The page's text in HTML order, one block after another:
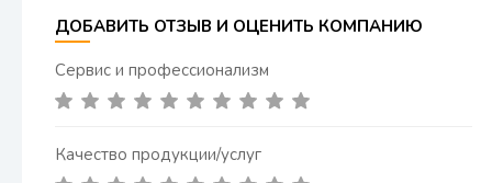
ДОБАВИТЬ ОТЗЫВ И ОЦЕНИТЬ КОМПАНИЮ
Сервис и профессионализм
Качество продукции/услуг